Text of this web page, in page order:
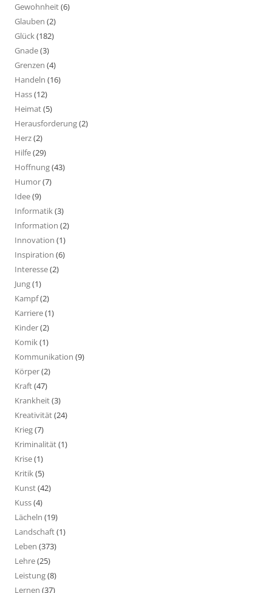
Gewohnheit(6)
Glauben (2)
Glück(182)
Gnade(3)
Grenzen (4)
Handeln (16)
Hass(12)
Heimat(5)
Herausforderung(2)
Herz(2)
Hilfe(29)
Hoffnung(43)
Humor(7)
Idee(9)
Informatik(3)
Information (2)
Innovation (1)
Inspiration (6)
Interesse(2)
Jung(1)
Kampf(2)
Karriere(1)
Kinder(2)
Komik(1)
Kommunikation (9)
Körper(2)
Kraft(47)
Krankheit(3)
Kreativität(24)
Krieg(7)
Kriminalität(1)
Krise(1)
Kritik(5)
Kunst(42)
Kuss(4)
Lächeln (19)
Landschaft(1)
Leben (373)
Lehre(25)
Leistung(8)
Lernen (37)